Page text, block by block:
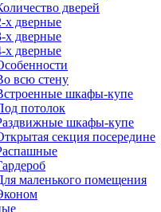
дверей
х дверные
х дверные
х дверные
всю стену
шкафы-купе
потолок
шкафы-купе
секция посередине
маленького помещения